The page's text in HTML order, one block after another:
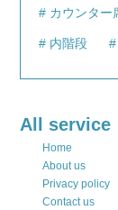
カウンター
内階段
All service
Home
About us
Privacy policy
Contact us